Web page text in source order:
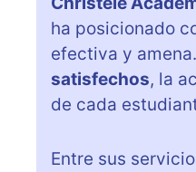
ha posicionado
efectiva y
satisfechos, la
de cada
Entre sus